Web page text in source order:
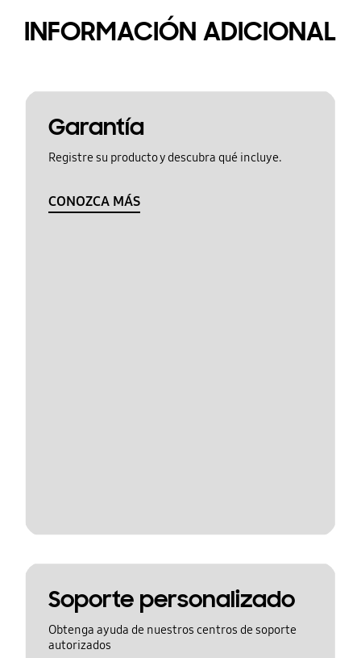
INFORMACIÓN ADICIONAL
Garantía
Registre su producto y descubra qué incluye.
CONOZCA MÁS
Soporte personalizado
Obtenga ayuda de nuestros centros de soporte
autorizados